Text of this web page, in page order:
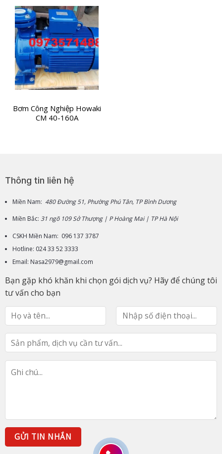
Bơm Công Nghiệp Howaki
CM 40-160A
Thông tin liên hệ
Miền Nam: 480 Đường 51, Phường Phú Tân, TP Bình Dương
Miền Bắc: 31 ngõ 109 Sở Thượng | P Hoàng Mai | TP Hà Nội
CSKH Miền Nam: 096 137 3787
Hotline: 024 33 52 3333
Email: Nasa2979@gmail.com
Bạn gặp khó khăn khi chọn gói dịch vụ? Hãy để chúng tôi
tư vấn cho bạn